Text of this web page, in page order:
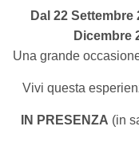
Dal 22
Dicembre
Una grande
Vivi questa
IN PRESENZA (in